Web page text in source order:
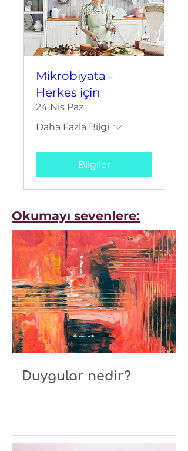
Mikrobiyata -
Herkes için
24 Nis Paz
Daha Fazla Bilgi
Bilgiler
Okumayı sevenlere:
Duygular nedir?